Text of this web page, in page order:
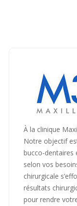
À la clinique
Notre objectif
bucco-dentaires
selon vos
chirurgicale
résultats
pour rendre